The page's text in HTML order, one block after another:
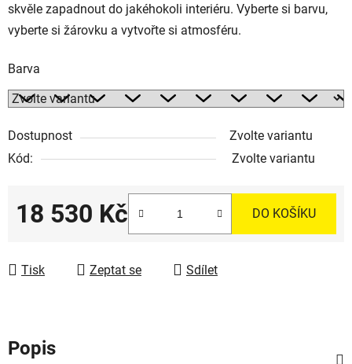
skvěle zapadnout do jakéhokoli interiéru. Vyberte si barvu,
vyberte si žárovku a vytvořte si atmosféru.
Barva
Dostupnost
Zvolte variantu
Kód:
Zvolte variantu
18 530 Kč DO KOŠÍKU
Tisk Zeptat se Sdílet
Popis